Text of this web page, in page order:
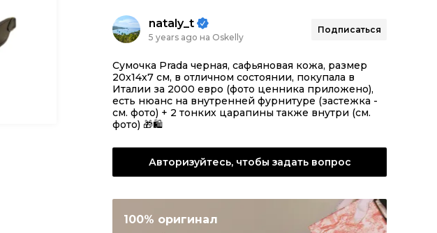
nataly_t
5 years ago на Oskelly
Подписаться
Сумочка Prada черная, сафьяновая кожа, размер
20x14x7 см, в отличном состоянии, покупала в
Италии за 2000 евро (фото ценника приложено),
есть нюанс на внутренней фурнитуре (застежка -
см. фото) + 2 тонких царапины также внутри (см.
фото) 🎁🛍️
Авторизуйтесь, чтобы задать вопрос
100% оригинал